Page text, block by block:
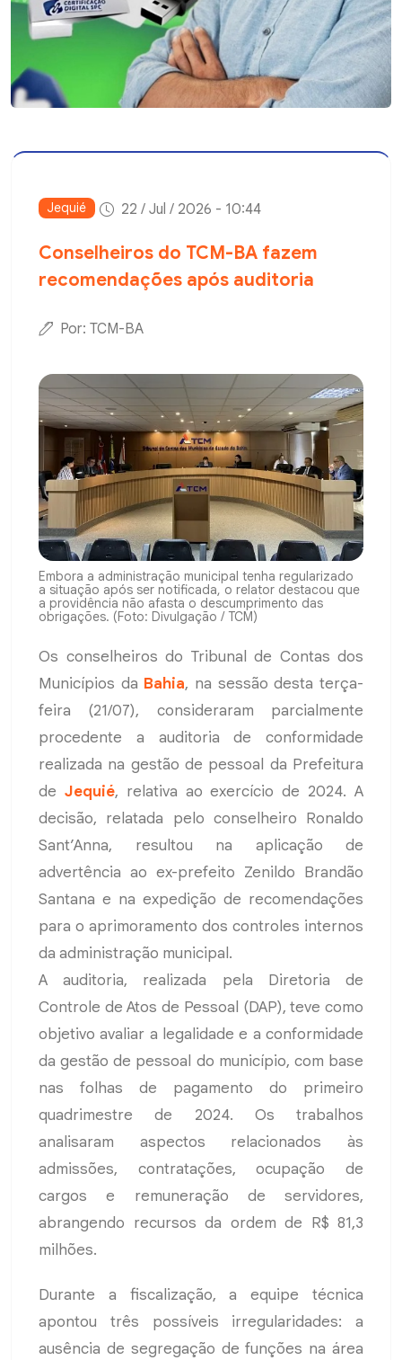
Jequié 22 / Jul / 2026 - 10:44
Conselheiros do TCM-BA fazem
recomendações após auditoria
Por: TCM-BA
Embora a administração municipal tenha regularizado
a situação após ser notificada, o relator destacou que
a providência não afasta o descumprimento das
obrigações. (Foto: Divulgação / TCM)
Os conselheiros do Tribunal de Contas dos
Municípios da Bahia, na sessão desta terça-
feira (21/07), consideraram parcialmente
procedente a auditoria de conformidade
realizada na gestão de pessoal da Prefeitura
de Jequié, relativa ao exercício de 2024. A
decisão, relatada pelo conselheiro Ronaldo
Sant’Anna, resultou na aplicação de
advertência ao ex-prefeito Zenildo Brandão
Santana e na expedição de recomendações
para o aprimoramento dos controles internos
da administração municipal.
A auditoria, realizada pela Diretoria de
Controle de Atos de Pessoal (DAP), teve como
objetivo avaliar a legalidade e a conformidade
da gestão de pessoal do município, com base
nas folhas de pagamento do primeiro
quadrimestre de 2024. Os trabalhos
analisaram aspectos relacionados às
admissões, contratações, ocupação de
cargos e remuneração de servidores,
abrangendo recursos da ordem de R$ 81,3
milhões.
Durante a fiscalização, a equipe técnica
apontou três possíveis irregularidades: a
ausência de segregação de funções na área